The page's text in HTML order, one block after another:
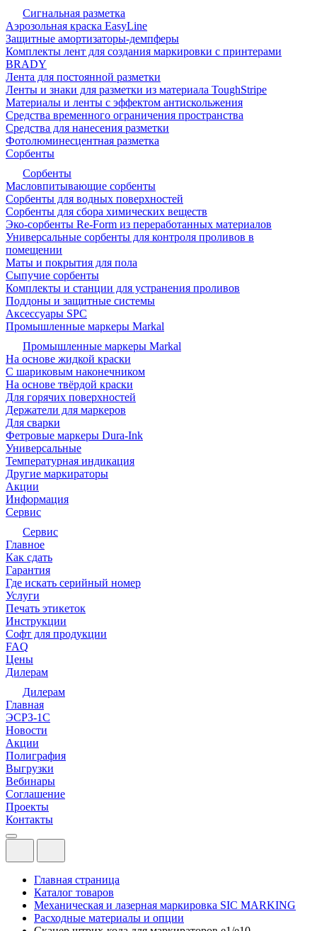
Сигнальная разметка
Аэрозольная краска EasyLine
Защитные амортизаторы-демпферы
Комплекты лент для создания маркировки с принтерами
BRADY
Лента для постоянной разметки
Ленты и знаки для разметки из материала ToughStripe
Материалы и ленты с эффектом антискольжения
Средства временного ограничения пространства
Средства для нанесения разметки
Фотолюминесцентная разметка
Сорбенты
Сорбенты
Масловпитывающие сорбенты
Сорбенты для водных поверхностей
Сорбенты для сбора химических веществ
Эко-сорбенты Re-Form из переработанных материалов
Универсальные сорбенты для контроля проливов в
помещении
Маты и покрытия для пола
Сыпучие сорбенты
Комплекты и станции для устранения проливов
Поддоны и защитные системы
Аксессуары SPC
Промышленные маркеры Markal
Промышленные маркеры Markal
На основе жидкой краски
С шариковым наконечником
На основе твёрдой краски
Для горячих поверхностей
Держатели для маркеров
Для сварки
Фетровые маркеры Dura-Ink
Универсальные
Температурная индикация
Другие маркираторы
Акции
Информация
Сервис
Сервис
Главное
Как сдать
Гарантия
Где искать серийный номер
Услуги
Печать этикеток
Инструкции
Софт для продукции
FAQ
Цены
Дилерам
Дилерам
Главная
ЭСРЗ-1С
Новости
Акции
Полиграфия
Выгрузки
Вебинары
Соглашение
Проекты
Контакты
Главная страница
Каталог товаров
Механическая и лазерная маркировка SIC MARKING
Расходные материалы и опции